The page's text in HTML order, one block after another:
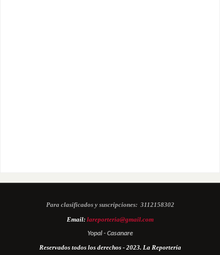
Para clasificados y suscripciones: 3112158302
Email: lareporteria@gmail.com
Yopal - Casanare
Reservados todos los derechos - 2023. La Reportería